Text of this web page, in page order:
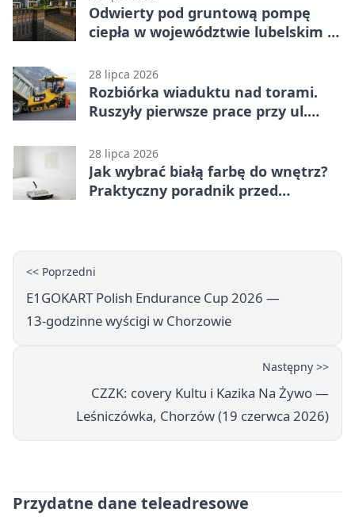
Odwierty pod gruntową pompę
ciepła w województwie lubelskim -
28 lipca 2026
Rozbiórka wiaduktu nad torami.
Ruszyły pierwsze prace przy ul.
28 lipca 2026
Jak wybrać białą farbę do wnętrz?
Praktyczny poradnik przed
<< Poprzedni
E1GOKART Polish Endurance Cup 2026 —
13‑godzinne wyścigi w Chorzowie
Następny >>
CZZK: covery Kultu i Kazika Na Żywo —
Leśniczówka, Chorzów (19 czerwca 2026)
Przydatne dane teleadresowe